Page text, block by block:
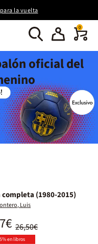
la vuelta
0
oficial del
completa (1980-2015)
Luis
26,50€
en libros